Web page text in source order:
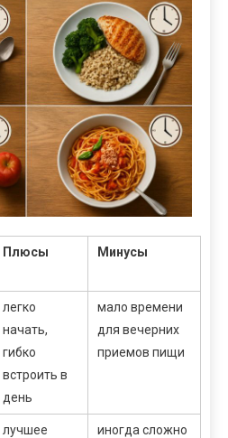
Плюсы Минусы
легко
начать,
гибко
встроить в
день
мало времени
для вечерних
приемов пищи
лучшее
иногда сложно